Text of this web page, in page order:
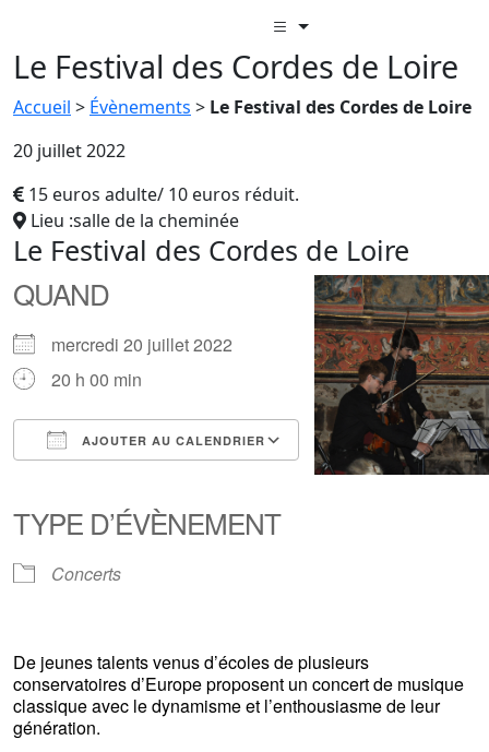
Le Festival des Cordes de Loire
Accueil > Évènements > Le Festival des Cordes de Loire
20 juillet 2022
15 euros adulte/ 10 euros réduit.
Lieu :salle de la cheminée
Le Festival des Cordes de Loire
QUAND
mercredi 20 juillet 2022
20 h 00 min
AJOUTER AU CALENDRIER
Outlook Live
TYPE D’ÉVÈNEMENT
Concerts
De jeunes talents venus d’écoles de plusieurs
conservatoiresd’Europe proposent un concert de musique
classique avec le dynamisme et l’enthousiasme de leur
génération.